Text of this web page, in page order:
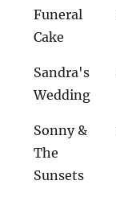
Funeral
Cake
Sandra's
Wedding
Sonny &
The
Sunsets